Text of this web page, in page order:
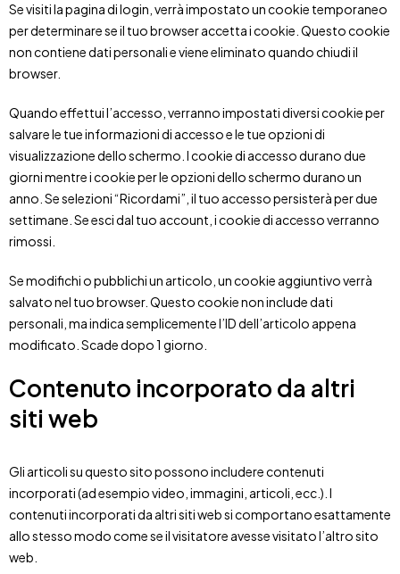
Se visiti la pagina di login, verrà impostato un cookie temporaneo
per determinare se il tuo browser accetta i cookie. Questo cookie
non contiene dati personali e viene eliminato quando chiudi il
browser.
Quando effettui l’accesso, verranno impostati diversi cookie per
salvare le tue informazioni di accesso e le tue opzioni di
visualizzazione dello schermo. I cookie di accesso durano due
giorni mentre i cookie per le opzioni dello schermo durano un
anno. Se selezioni “Ricordami”, il tuo accesso persisterà per due
settimane. Se esci dal tuo account, i cookie di accesso verranno
rimossi.
Se modifichi o pubblichi un articolo, un cookie aggiuntivo verrà
salvato nel tuo browser. Questo cookie non include dati
personali, ma indica semplicemente l’ID dell’articolo appena
modificato. Scade dopo 1 giorno.
Contenuto incorporato da altri
siti web
Gli articoli su questo sito possono includere contenuti
incorporati (ad esempio video, immagini, articoli, ecc.). I
contenuti incorporati da altri siti web si comportano esattamente
allo stesso modo come se il visitatore avesse visitato l’altro sito
web.